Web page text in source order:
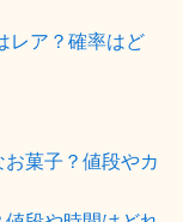
レア？確率はど
菓子？値段やカ